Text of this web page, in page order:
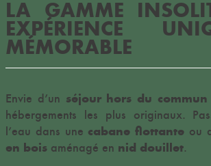
LA GAMME
EXPÉRIENCE
MÉMORABLE
Envie d’un séjour hors du commun
hébergements les plus originaux.
l’eau dans une cabane flottante ou
en bois aménagé en nid douillet.